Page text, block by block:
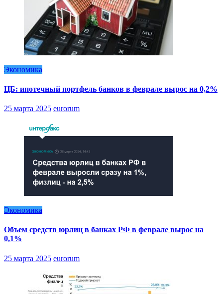
Экономика
ЦБ: ипотечный портфель банков в феврале вырос на 0,2%
25 марта 2025 eurorum
Экономика
Объем средств юрлиц в банках РФ в феврале вырос на
0,1%
25 марта 2025 eurorum